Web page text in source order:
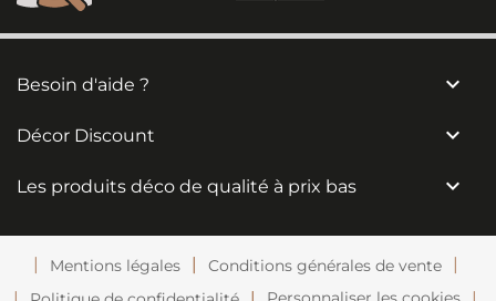
Besoin d'aide ? 
Décor Discount 
Les produits déco de qualité à prix bas 
Mentions légales
Conditions générales de vente